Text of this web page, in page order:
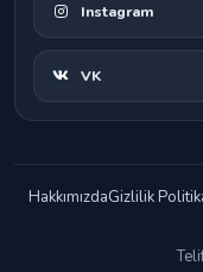
Instagram
VK
HakkımızdaGizlilik